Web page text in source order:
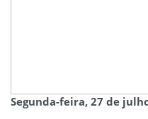
Segunda-feira, 27 de